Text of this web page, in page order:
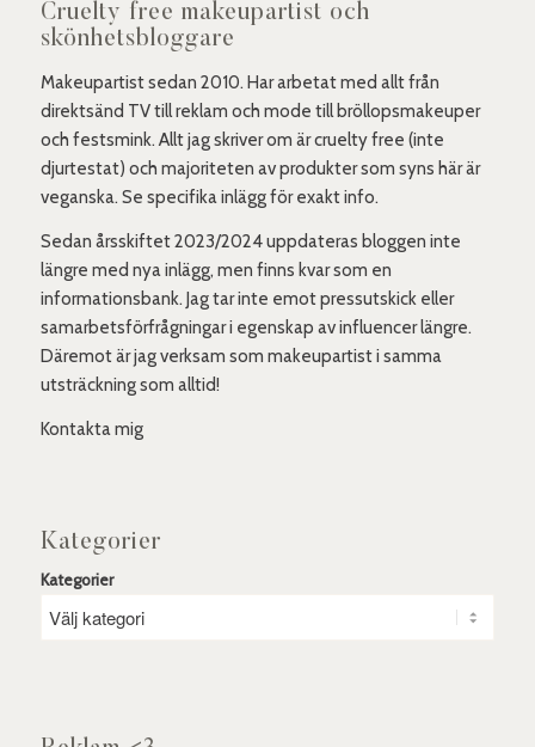
Cruelty free makeupartist och
skönhetsbloggare
Makeupartist sedan 2010. Har arbetat med allt från
direktsänd TV till reklam och mode till bröllopsmakeuper
och festsmink. Allt jag skriver om är cruelty free (inte
djurtestat) och majoriteten av produkter som syns här är
veganska. Se specifika inlägg för exakt info.
Sedan årsskiftet 2023/2024 uppdateras bloggen inte
längre med nya inlägg, men finns kvar som en
informationsbank. Jag tar inte emot pressutskick eller
samarbetsförfrågningar i egenskap av influencer längre.
Däremot är jag verksam som makeupartist i samma
utsträckning som alltid!
Kontakta mig
Kategorier
Kategorier